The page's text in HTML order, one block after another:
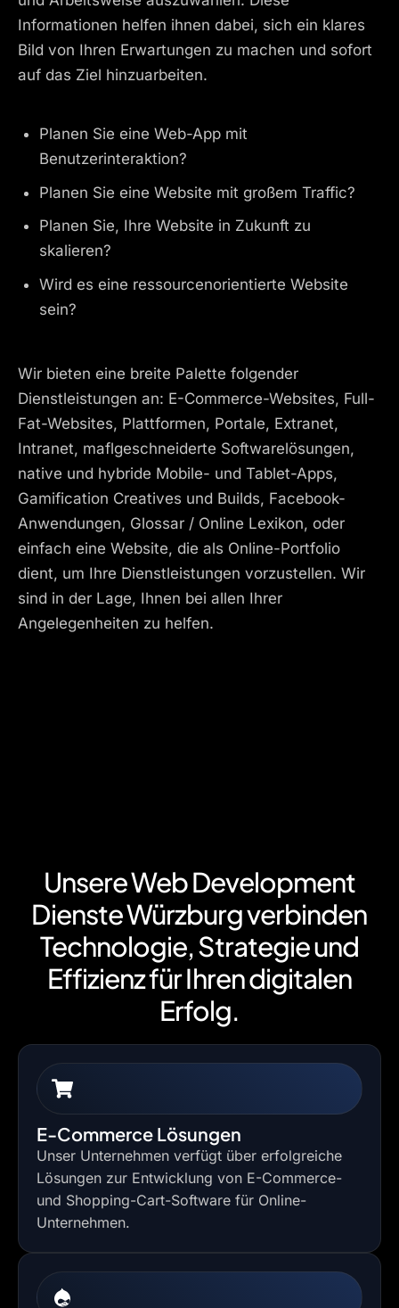
Informationen helfen ihnen dabei, sich ein klares
Bild von Ihren Erwartungen zu machen und sofort
auf das Ziel hinzuarbeiten.
Planen Sie eine Web-App mit
Benutzerinteraktion?
Planen Sie eine Website mit großem Traffic?
Planen Sie, Ihre Website in Zukunft zu
skalieren?
Wird es eine ressourcenorientierte Website
sein?
Wir bieten eine breite Palette folgender
Dienstleistungen an: E-Commerce-Websites, Full-
Fat-Websites, Plattformen, Portale, Extranet,
Intranet, maflgeschneiderte Softwarelösungen,
native und hybride Mobile- und Tablet-Apps,
Gamification Creatives und Builds, Facebook-
Anwendungen, Glossar / Online Lexikon, oder
einfach eine Website, die als Online-Portfolio
dient, um Ihre Dienstleistungen vorzustellen. Wir
sind in der Lage, Ihnen bei allen Ihrer
Angelegenheiten zu helfen.
Unsere Web Development
Dienste Würzburg verbinden
Technologie, Strategie und
Effizienz für Ihren digitalen
Erfolg.
E-Commerce Lösungen
Unser Unternehmen verfügt über erfolgreiche
Lösungen zur Entwicklung von E-Commerce-
und Shopping-Cart-Software für Online-
Unternehmen.